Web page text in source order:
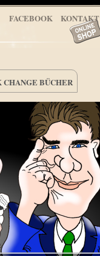
FACEBOOK KONTAKT
CHANGE BÜCHER